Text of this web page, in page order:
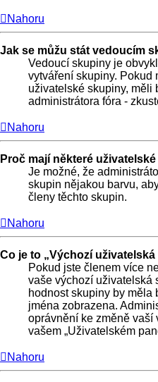
Nahoru
Jak se můžu stát vedoucím
Vedoucí skupiny je
vytváření skupiny. Pokud
uživatelské skupiny, měli
administrátora fóra -
Nahoru
Proč mají některé
Je možné, že
skupin nějakou barvu,
členy těchto skupin.
Nahoru
Co je to „Výchozí
Pokud jste členem více
vaše výchozí uživatelská
hodnost skupiny by měla
jména zobrazena.
oprávnění ke změně
vašem „Uživatelském
Nahoru